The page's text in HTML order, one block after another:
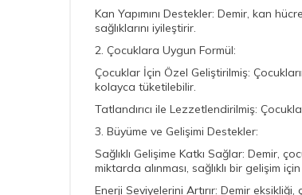
Kan Yapımını Destekler: Demir, kan
sağlıklarını iyileştirir.
2. Çocuklara Uygun Formül:
Çocuklar İçin Özel Geliştirilmiş:
kolayca tüketilebilir.
Tatlandırıcı ile Lezzetlendirilmiş:
3. Büyüme ve Gelişimi Destekler:
Sağlıklı Gelişime Katkı Sağlar: Demir,
miktarda alınması, sağlıklı bir gelişim
Enerji Seviyelerini Artırır: Demir